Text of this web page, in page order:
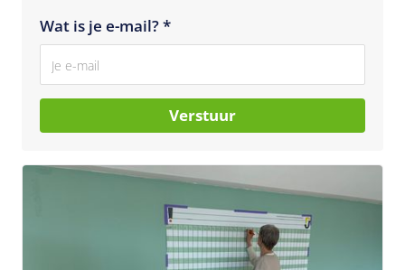
Wat is je e-mail? *
Verstuur